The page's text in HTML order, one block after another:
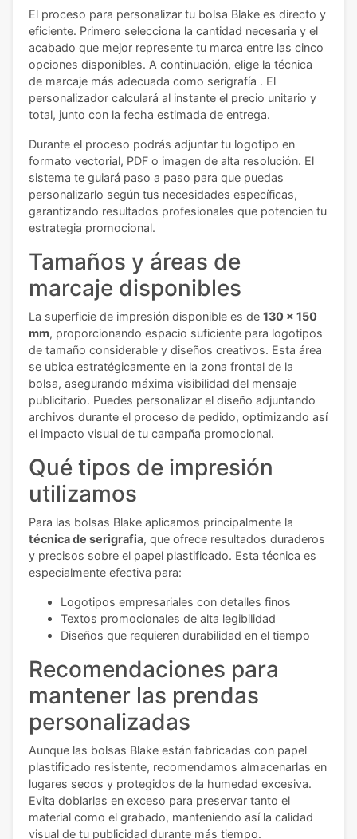
El proceso para personalizar tu bolsa Blake es directo y
eficiente. Primero selecciona la cantidad necesaria y el
acabado que mejor represente tu marca entre las cinco
opciones disponibles. A continuación, elige la técnica
de marcaje más adecuada como serigrafía . El
personalizador calculará al instante el precio unitario y
total, junto con la fecha estimada de entrega.
Durante el proceso podrás adjuntar tu logotipo en
formato vectorial, PDF o imagen de alta resolución. El
sistema te guiará paso a paso para que puedas
personalizarlo según tus necesidades específicas,
garantizando resultados profesionales que potencien tu
estrategia promocional.
Tamaños y áreas de
marcaje disponibles
La superficie de impresión disponible es de 130 x 150
mm, proporcionando espacio suficiente para logotipos
de tamaño considerable y diseños creativos. Esta área
se ubica estratégicamente en la zona frontal de la
bolsa, asegurando máxima visibilidad del mensaje
publicitario. Puedes personalizar el diseño adjuntando
archivos durante el proceso de pedido, optimizando así
el impacto visual de tu campaña promocional.
Qué tipos de impresión
utilizamos
Para las bolsas Blake aplicamos principalmente la
técnica de serigrafia, que ofrece resultados duraderos
y precisos sobre el papel plastificado. Esta técnica es
especialmente efectiva para:
Logotipos empresariales con detalles finos
Textos promocionales de alta legibilidad
Diseños que requieren durabilidad en el tiempo
Recomendaciones para
mantener las prendas
personalizadas
Aunque las bolsas Blake están fabricadas con papel
plastificado resistente, recomendamos almacenarlas en
lugares secos y protegidos de la humedad excesiva.
Evita doblarlas en exceso para preservar tanto el
material como el grabado, manteniendo así la calidad
visual de tu publicidad durante más tiempo.